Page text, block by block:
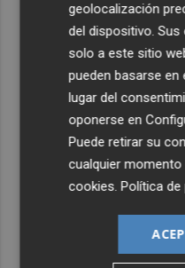
geolocalización
del dispositivo.
solo a este sitio
pueden basarse en
lugar del
oponerse en
Puede retirar su
cualquier
cookies.Política de